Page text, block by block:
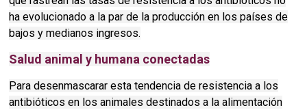
ha evolucionado a la par de la producción en los países de
bajos y medianos ingresos.
Salud animal y humana conectadas
Para desenmascarar esta tendencia de resistencia a los
antibióticos en los animales destinados a la alimentación